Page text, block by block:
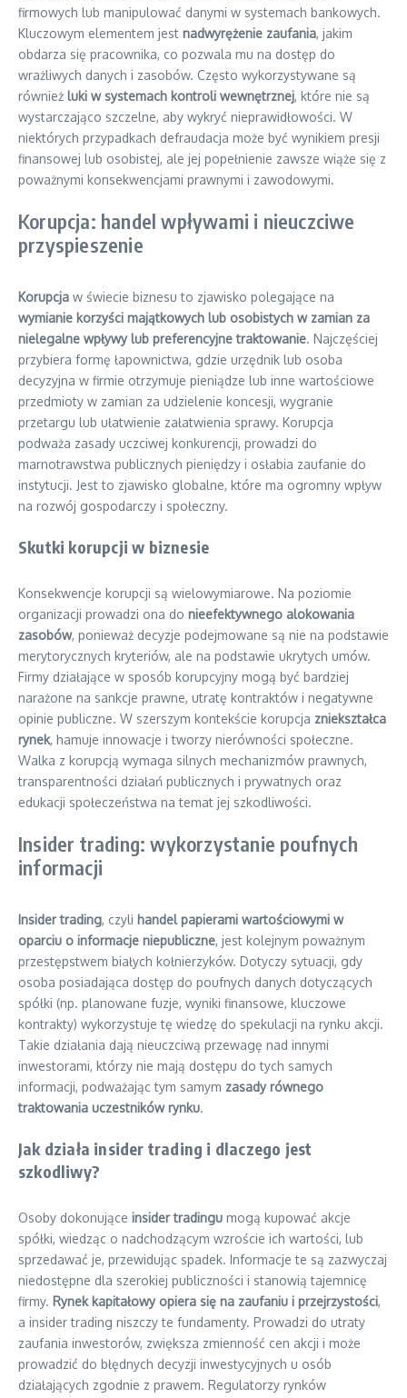
firmowych lub manipulować danymi w systemach bankowych.
Kluczowym elementem jest nadwyrężenie zaufania, jakim
obdarza się pracownika, co pozwala mu na dostęp do
wrażliwych danych i zasobów. Często wykorzystywane są
również luki w systemach kontroli wewnętrznej, które nie są
wystarczająco szczelne, aby wykryć nieprawidłowości. W
niektórych przypadkach defraudacja może być wynikiem presji
finansowej lub osobistej, ale jej popełnienie zawsze wiąże się z
poważnymi konsekwencjami prawnymi i zawodowymi.
Korupcja: handel wpływami i nieuczciwe
przyspieszenie
Korupcja w świecie biznesu to zjawisko polegające na
wymianie korzyści majątkowych lub osobistych w zamian za
nielegalne wpływy lub preferencyjne traktowanie. Najczęściej
przybiera formę łapownictwa, gdzie urzędnik lub osoba
decyzyjna w firmie otrzymuje pieniądze lub inne wartościowe
przedmioty w zamian za udzielenie koncesji, wygranie
przetargu lub ułatwienie załatwienia sprawy. Korupcja
podważa zasady uczciwej konkurencji, prowadzi do
marnotrawstwa publicznych pieniędzy i osłabia zaufanie do
instytucji. Jest to zjawisko globalne, które ma ogromny wpływ
na rozwój gospodarczy i społeczny.
Skutki korupcji w biznesie
Konsekwencje korupcji są wielowymiarowe. Na poziomie
organizacji prowadzi ona do nieefektywnego alokowania
zasobów, ponieważ decyzje podejmowane są nie na podstawie
merytorycznych kryteriów, ale na podstawie ukrytych umów.
Firmy działające w sposób korupcyjny mogą być bardziej
narażone na sankcje prawne, utratę kontraktów i negatywne
opinie publiczne. W szerszym kontekście korupcja zniekształca
rynek, hamuje innowacje i tworzy nierówności społeczne.
Walka z korupcją wymaga silnych mechanizmów prawnych,
transparentności działań publicznych i prywatnych oraz
edukacji społeczeństwa na temat jej szkodliwości.
Insider trading: wykorzystanie poufnych
informacji
Insider trading, czyli handel papierami wartościowymi w
oparciu o informacje niepubliczne, jest kolejnym poważnym
przestępstwem białych kołnierzyków. Dotyczy sytuacji, gdy
osoba posiadająca dostęp do poufnych danych dotyczących
spółki (np. planowane fuzje, wyniki finansowe, kluczowe
kontrakty) wykorzystuje tę wiedzę do spekulacji na rynku akcji.
Takie działania dają nieuczciwą przewagę nad innymi
inwestorami, którzy nie mają dostępu do tych samych
informacji, podważając tym samym zasady równego
traktowania uczestników rynku.
Jak działa insider trading i dlaczego jest
szkodliwy?
Osoby dokonujące insider tradingu mogą kupować akcje
spółki, wiedząc o nadchodzącym wzroście ich wartości, lub
sprzedawać je, przewidując spadek. Informacje te są zazwyczaj
niedostępne dla szerokiej publiczności i stanowią tajemnicę
firmy. Rynek kapitałowy opiera się na zaufaniu i przejrzystości,
a insider trading niszczy te fundamenty. Prowadzi do utraty
zaufania inwestorów, zwiększa zmienność cen akcji i może
prowadzić do błędnych decyzji inwestycyjnych u osób
działających zgodnie z prawem. Regulatorzy rynków